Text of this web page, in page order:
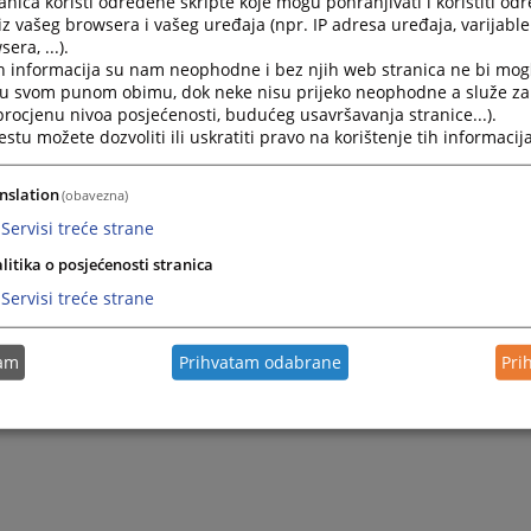
posebni uvjeti utvrđeni su Pravilnikom o unutrašnjoj
su sa Uredbom o dopunskim poslovima osnovne
djelatnosti iz nadležnosti organa državne službe koje
(„Sl. novine FBiH“, broj: 69/05).
postavljenje državnih službenika i namještenika vrši
procedure utvrđene Zakonom o državnoj službi
pribavljenom mišljenju Agencije za državnu službu FBiH
i proceduri propisanoj Zakonom o namještenicima u
FBiH sa Liste kandidata koji ispunjavanju sve uvjete
za namještenika.
proceduru za imenovanje redovnih i dodatnih sudija
koji sude u određenim vrstama predmeta, provodi Visko
vašeg browsera i vašeg uređaja (npr. IP adresa uređaja,
...).
informacija su nam neophodne i bez njih web stranica ne bi
svom punom obimu, dok neke nisu prijeko neophodne a služe
nivoa posjećenosti, budućeg usavršavanja stranice...).
možete dozvoliti ili uskratiti pravo na korištenje tih
(obavezna)
Servisi treće strane
o posjećenosti stranica
Servisi treće strane
Prihvatam odabrane